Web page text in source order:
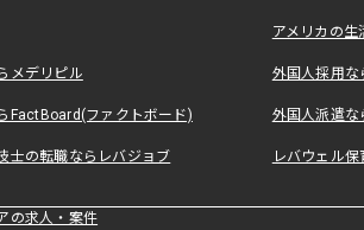
アメリカの
メデリピル 外国人採用
FactBoard(ファクトボード) 外国人派遣な
士の転職ならレバジョブ レバウェル
の求人・案件